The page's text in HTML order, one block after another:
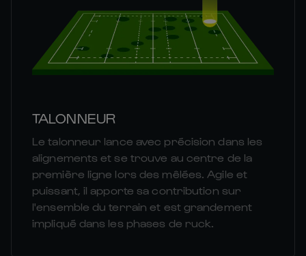
TALONNEUR
Le talonneur lance avec précision dans les
alignements et se trouve au centre de la
première ligne lors des mêlées. Agile et
puissant, il apporte sa contribution sur
l'ensemble du terrain et est grandement
impliqué dans les phases de ruck.